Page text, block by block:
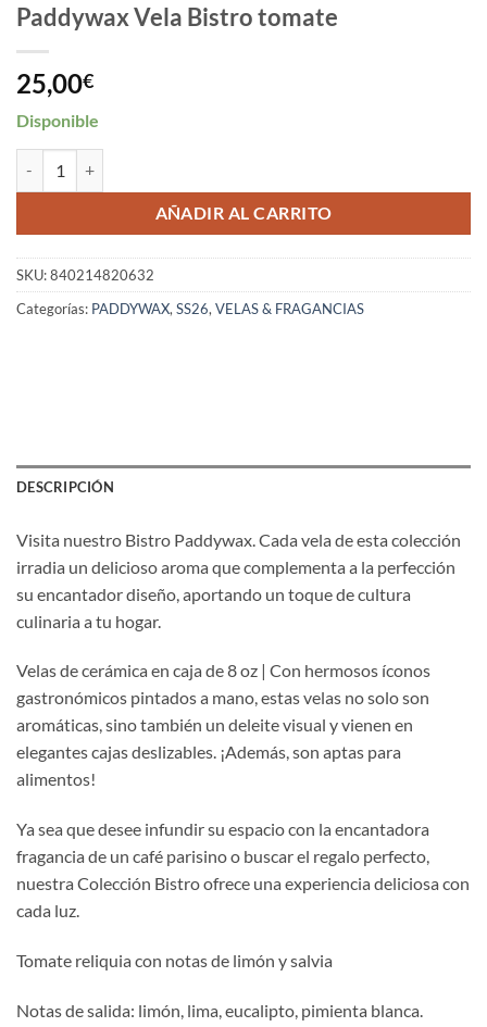
Paddywax Vela Bistro tomate
25,00€
Disponible
AÑADIR AL CARRITO
SKU:840214820632
Categorías: PADDYWAX, SS26, VELAS & FRAGANCIAS
DESCRIPCIÓN
Visita nuestro Bistro Paddywax. Cada vela de esta colección
irradia un delicioso aroma que complementa a la perfección
su encantador diseño, aportando un toque de cultura
culinaria a tu hogar.
Velas de cerámica en caja de 8 oz | Con hermosos íconos
gastronómicos pintados a mano, estas velas no solo son
aromáticas, sino también un deleite visual y vienen en
elegantes cajas deslizables. ¡Además, son aptas para
alimentos!
Ya sea que desee infundir su espacio con la encantadora
fragancia de un café parisino o buscar el regalo perfecto,
nuestra Colección Bistro ofrece una experiencia deliciosa con
cada luz.
Tomate reliquia con notas de limón y salvia
Notas de salida: limón, lima, eucalipto, pimienta blanca.